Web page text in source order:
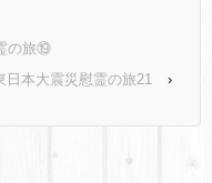
の旅⑲
本大震災慰霊の旅21
›